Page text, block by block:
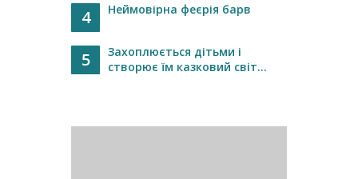
4 Неймовірна феєрія барв
5
Захоплюється дітьми і
створює їм казковий світ...